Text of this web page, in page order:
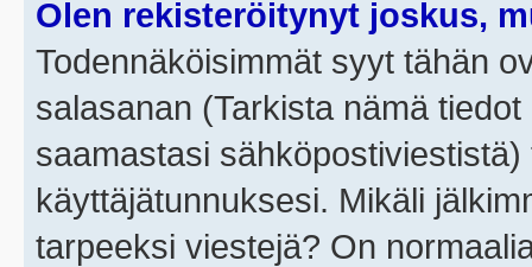
Olen rekisteröitynyt joskus,
Todennäköisimmät syyt tähän
salasanan (Tarkista nämä
saamastasi
käyttäjätunnuksesi. Mikäli
tarpeeksi viestejä? On